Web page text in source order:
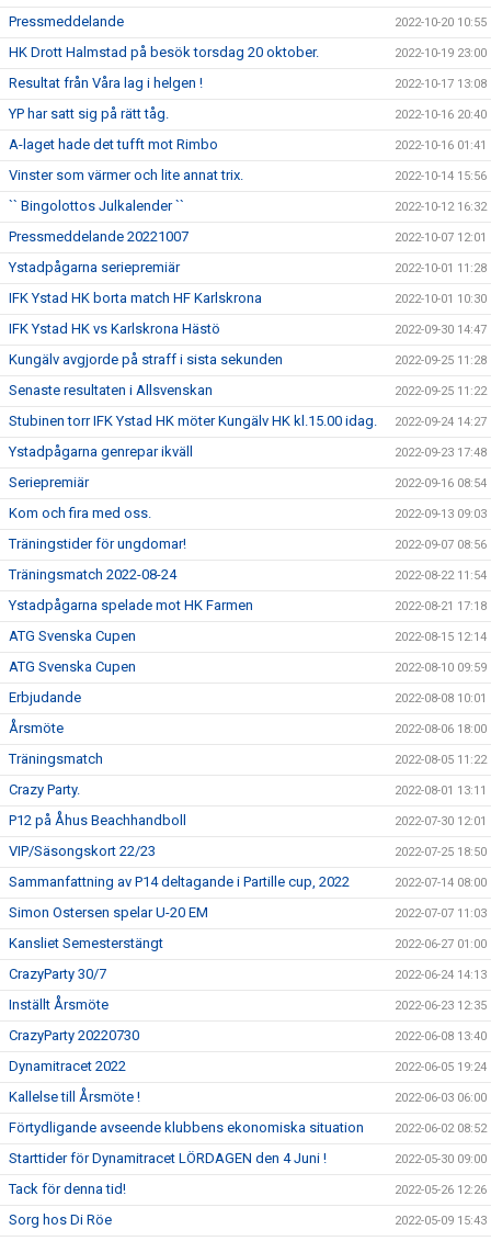
Pressmeddelande 2022-10-20 10:55
HK Drott Halmstad på besök torsdag 20 oktober. 2022-10-19 23:00
Resultat från Våra lag i helgen ! 2022-10-17 13:08
YP har satt sig på rätt tåg. 2022-10-16 20:40
A-laget hade det tufft mot Rimbo 2022-10-16 01:41
Vinster som värmer och lite annat trix. 2022-10-14 15:56
`` Bingolottos Julkalender `` 2022-10-12 16:32
Pressmeddelande 20221007 2022-10-07 12:01
Ystadpågarna seriepremiär 2022-10-01 11:28
IFK Ystad HK borta match HF Karlskrona 2022-10-01 10:30
IFK Ystad HK vs Karlskrona Hästö 2022-09-30 14:47
Kungälv avgjorde på straff i sista sekunden 2022-09-25 11:28
Senaste resultaten i Allsvenskan 2022-09-25 11:22
Stubinen torr IFK Ystad HK möter Kungälv HK kl.15.00 idag. 2022-09-24 14:27
Ystadpågarna genrepar ikväll 2022-09-23 17:48
Seriepremiär 2022-09-16 08:54
Kom och fira med oss. 2022-09-13 09:03
Träningstider för ungdomar! 2022-09-07 08:56
Träningsmatch 2022-08-24 2022-08-22 11:54
Ystadpågarna spelade mot HK Farmen 2022-08-21 17:18
ATG Svenska Cupen 2022-08-15 12:14
ATG Svenska Cupen 2022-08-10 09:59
Erbjudande 2022-08-08 10:01
Årsmöte 2022-08-06 18:00
Träningsmatch 2022-08-05 11:22
Crazy Party. 2022-08-01 13:11
P12 på Åhus Beachhandboll 2022-07-30 12:01
VIP/Säsongskort 22/23 2022-07-25 18:50
Sammanfattning av P14 deltagande i Partille cup, 2022 2022-07-14 08:00
Simon Ostersen spelar U-20 EM 2022-07-07 11:03
Kansliet Semesterstängt 2022-06-27 01:00
CrazyParty 30/7 2022-06-24 14:13
Inställt Årsmöte 2022-06-23 12:35
CrazyParty 20220730 2022-06-08 13:40
Dynamitracet 2022 2022-06-05 19:24
Kallelse till Årsmöte ! 2022-06-03 06:00
Förtydligande avseende klubbens ekonomiska situation 2022-06-02 08:52
Starttider för Dynamitracet LÖRDAGEN den 4 Juni ! 2022-05-30 09:00
Tack för denna tid! 2022-05-26 12:26
Sorg hos Di Röe 2022-05-09 15:43